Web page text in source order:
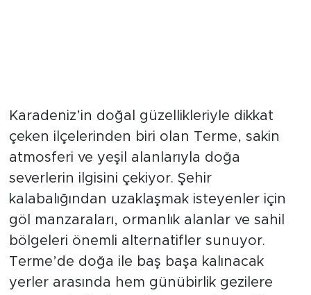
Karadeniz’in doğal güzellikleriyle dikkat
çeken ilçelerinden biri olan Terme, sakin
atmosferi ve yeşil alanlarıyla doğa
severlerin ilgisini çekiyor. Şehir
kalabalığından uzaklaşmak isteyenler için
göl manzaraları, ormanlık alanlar ve sahil
bölgeleri önemli alternatifler sunuyor.
Terme’de doğa ile baş başa kalınacak
yerler arasında hem günübirlik gezilere